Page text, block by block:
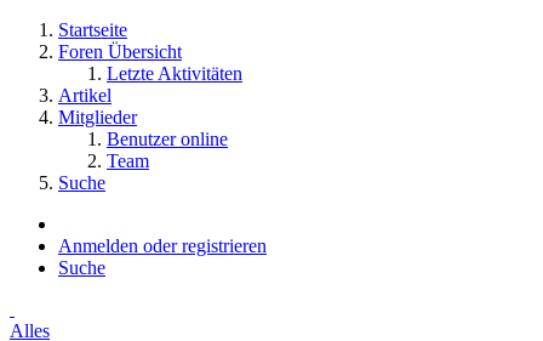
Startseite
Foren Übersicht
Letzte Aktivitäten
Artikel
Mitglieder
Benutzer online
Team
Suche
Anmelden oder registrieren
Suche
Alles